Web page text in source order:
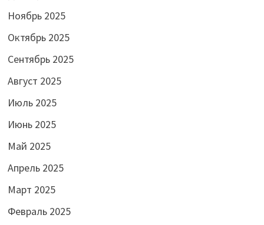
Ноябрь 2025
Октябрь 2025
Сентябрь 2025
Август 2025
Июль 2025
Июнь 2025
Май 2025
Апрель 2025
Март 2025
Февраль 2025